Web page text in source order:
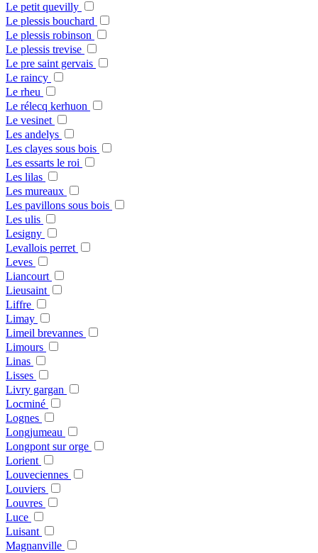
Le petit quevilly
Le plessis bouchard
Le plessis robinson
Le plessis trevise
Le pre saint gervais
Le raincy
Le rheu
Le rélecq kerhuon
Le vesinet
Les andelys
Les clayes sous bois
Les essarts le roi
Les lilas
Les mureaux
Les pavillons sous bois
Les ulis
Lesigny
Levallois perret
Leves
Liancourt
Lieusaint
Liffre
Limay
Limeil brevannes
Limours
Linas
Lisses
Livry gargan
Locminé
Lognes
Longjumeau
Longpont sur orge
Lorient
Louveciennes
Louviers
Louvres
Luce
Luisant
Magnanville